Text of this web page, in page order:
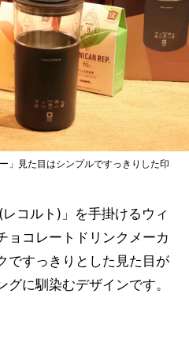
」見た目はシンプルですっきりした印
コルト)」を手掛けるウィ
ョコレートドリンクメーカ
ですっきりとした見た目が
に馴染むデザインです。